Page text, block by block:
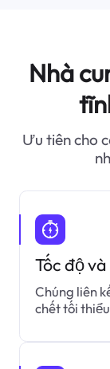
Nhà
Ưu tiên cho
Tốc độ
Chúng liên
chết tối